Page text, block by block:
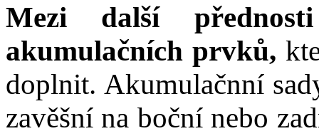
Mezi další
akumulačních prvků,
doplnit. Akumulačnní
zavěšní na boční nebo